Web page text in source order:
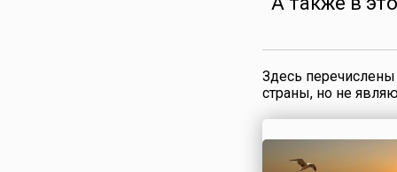
Здесь
страны, но не